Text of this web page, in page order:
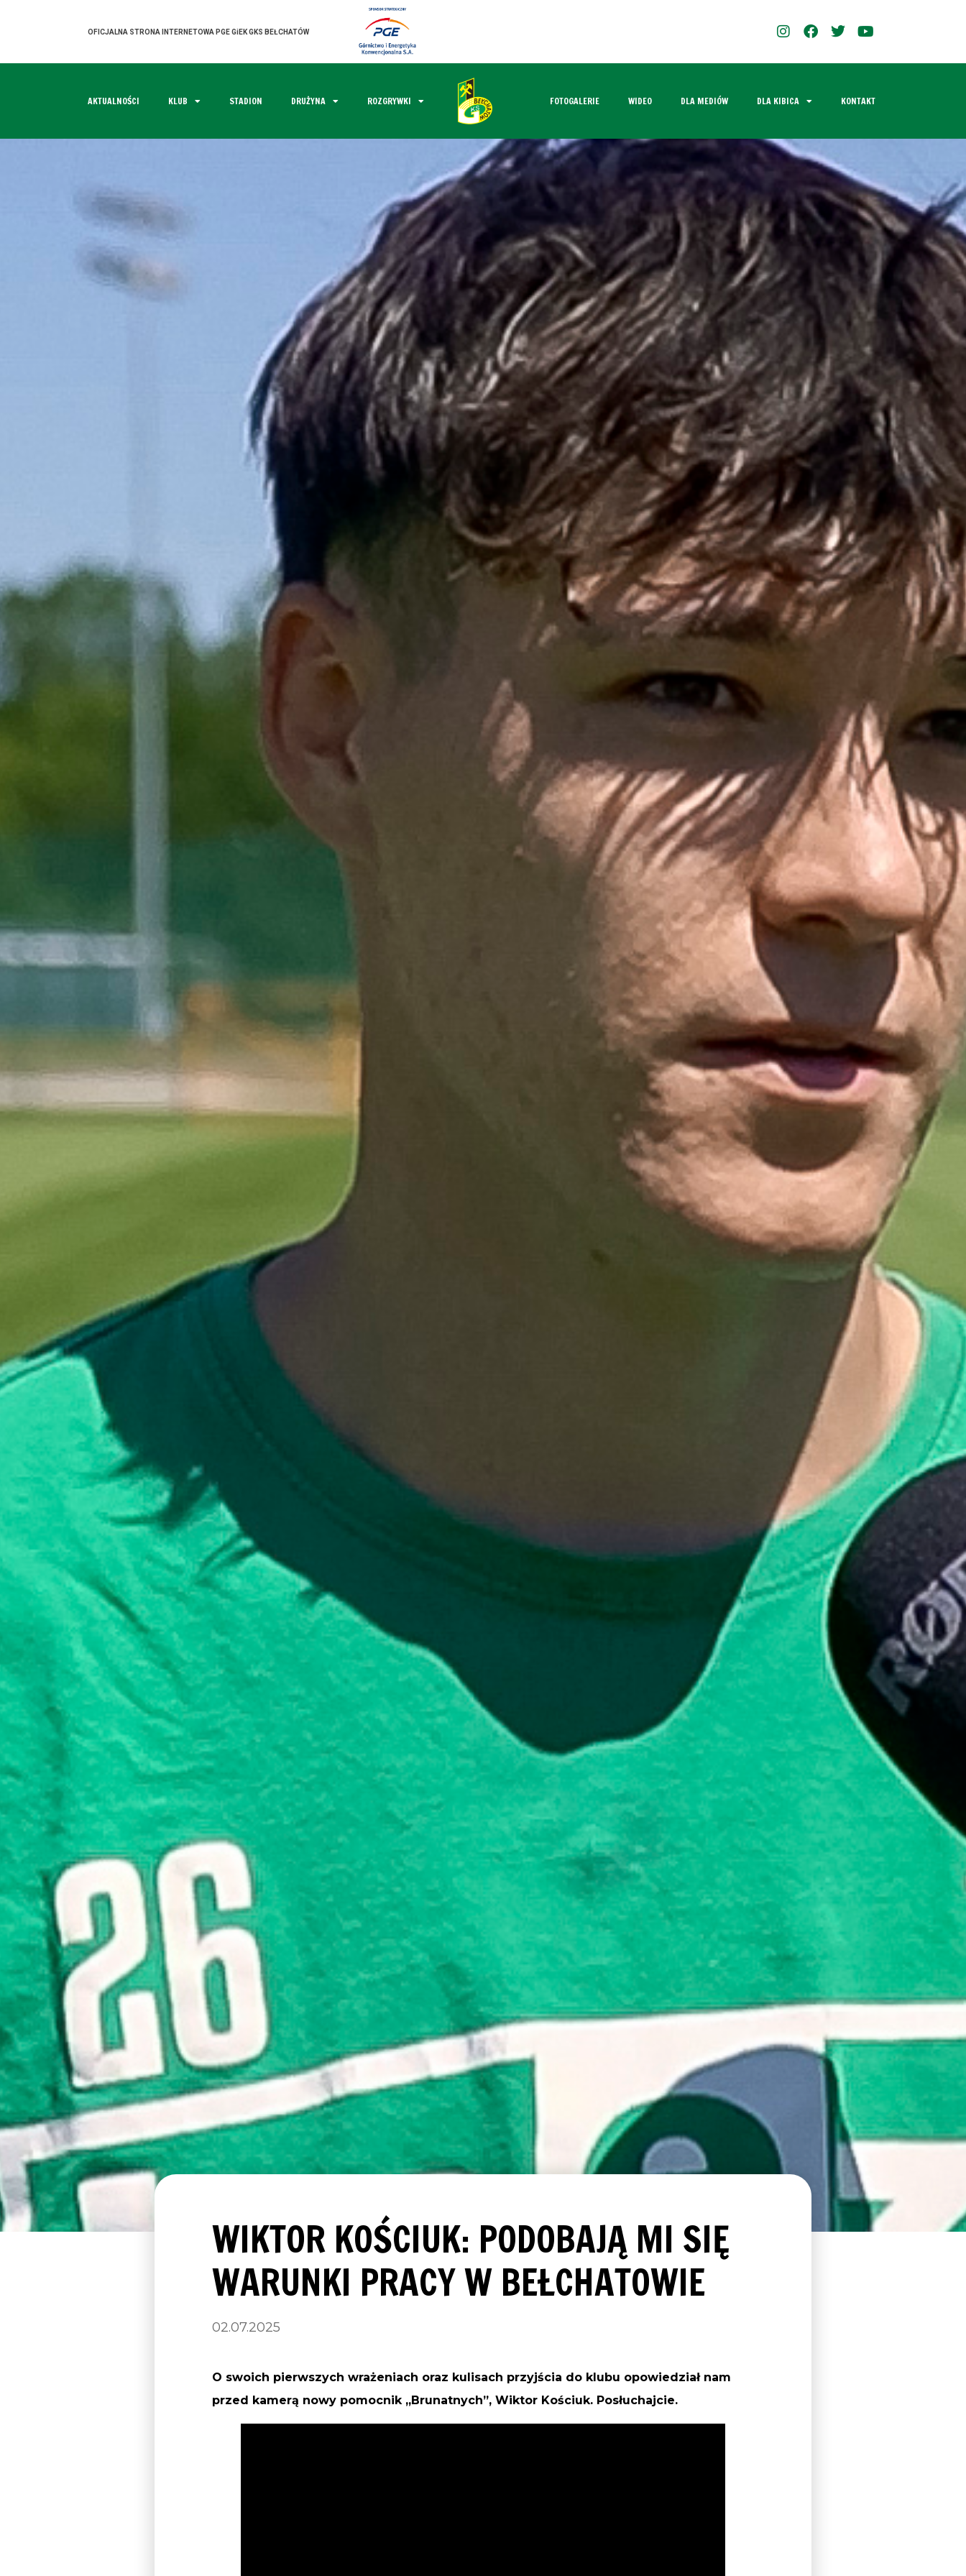
OFICJALNA STRONA INTERNETOWA PGE GiEK GKS BEŁCHATÓW
AKTUALNOŚCI KLUB STADION DRUŻYNA ROZGRYWKI FOTOGALERIE WIDEO DLA MEDIÓW DLA KIBICA KONTAKT
WIKTOR KOŚCIUK: PODOBAJĄ MI SIĘ
WARUNKI PRACY W BEŁCHATOWIE
02.07.2025
O swoich pierwszych wrażeniach oraz kulisach przyjścia do klubu opowiedział nam
przed kamerą nowy pomocnik „Brunatnych”, Wiktor Kościuk. Posłuchajcie.